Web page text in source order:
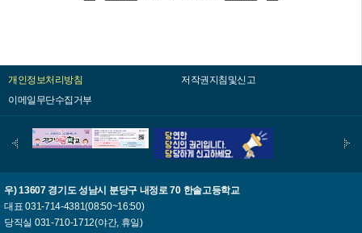
개인정보처리방침
저작권지침및신고
이메일무단수집거부
우) 13607 경기도 성남시 분당구 내정로 70 한솔고등학교
대표 031-714-4381(08:50~16:50)
당직실 031-710-1712(야간, 휴일)